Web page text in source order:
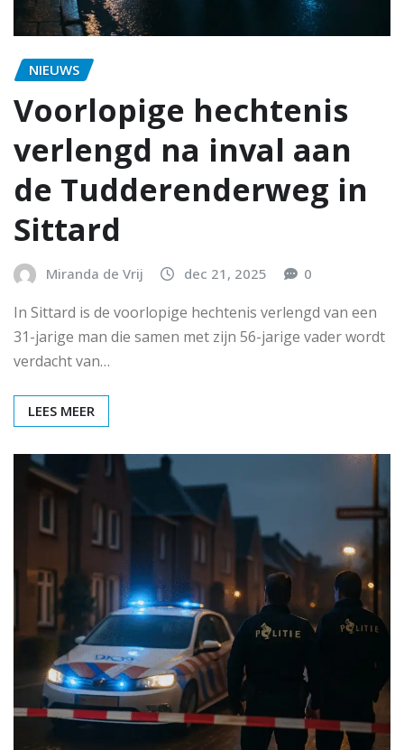
NIEUWS
Voorlopige hechtenis
verlengd na inval aan
de Tudderenderweg in
Sittard
Miranda de Vrij dec 21, 2025 0
In Sittard is de voorlopige hechtenis verlengd van een
31-jarige man die samen met zijn 56-jarige vader wordt
verdacht van…
LEES MEER